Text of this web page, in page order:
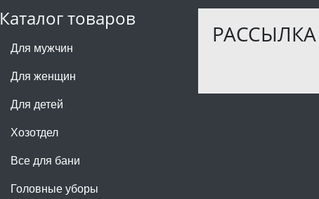
Каталог товаров
Для мужчин
Для женщин
Для детей
Хозотдел
Все для бани
Головные уборы
РАССЫЛКА